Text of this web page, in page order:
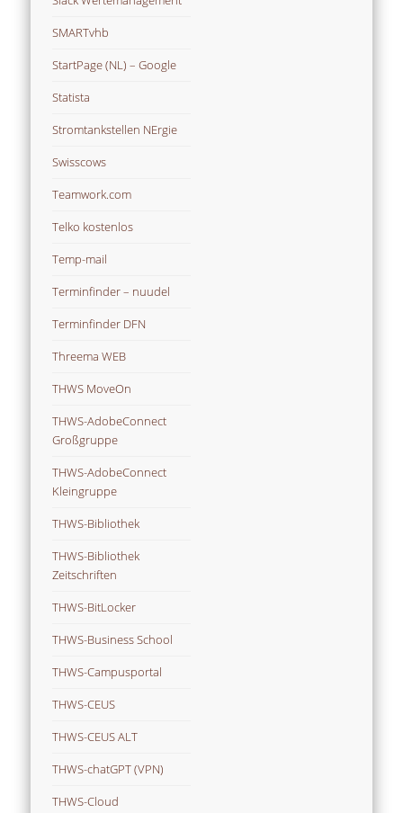
SMARTvhb
StartPage (NL) – Google
Statista
Stromtankstellen NErgie
Swisscows
Teamwork.com
Telko kostenlos
Temp-mail
Terminfinder – nuudel
Terminfinder DFN
Threema WEB
THWS MoveOn
THWS-AdobeConnect
Großgruppe
THWS-AdobeConnect
Kleingruppe
THWS-Bibliothek
THWS-Bibliothek
Zeitschriften
THWS-BitLocker
THWS-Business School
THWS-Campusportal
THWS-CEUS
THWS-CEUS ALT
THWS-chatGPT (VPN)
THWS-Cloud